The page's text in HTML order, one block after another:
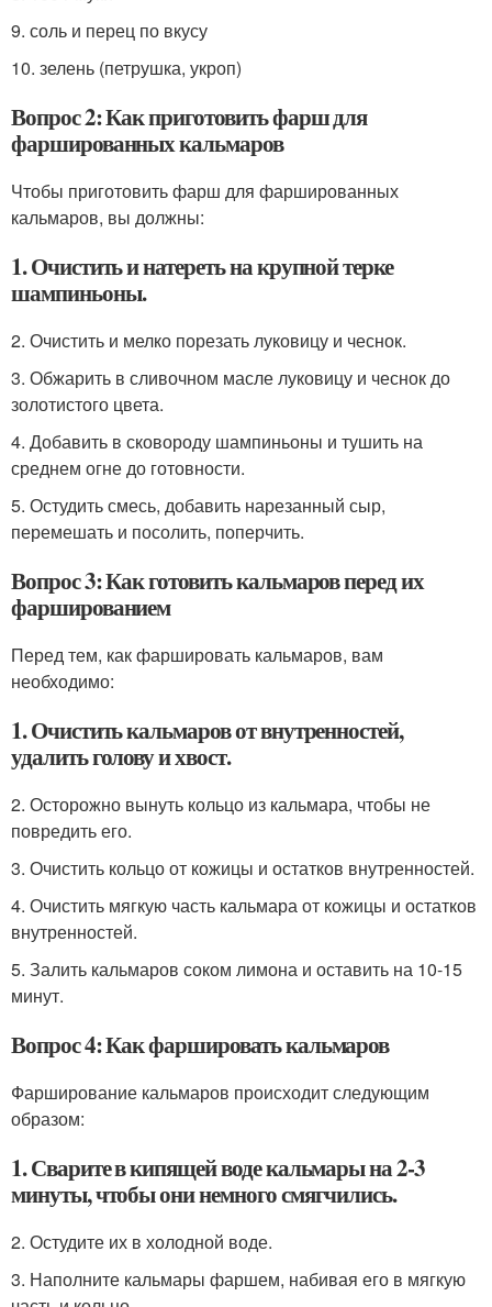
9. соль и перец по вкусу
10. зелень (петрушка, укроп)
Вопрос 2: Как приготовить фарш для
фаршированных кальмаров
Чтобы приготовить фарш для фаршированных
кальмаров, вы должны:
1. Очистить и натереть на крупной терке
шампиньоны.
2. Очистить и мелко порезать луковицу и чеснок.
3. Обжарить в сливочном масле луковицу и чеснок до
золотистого цвета.
4. Добавить в сковороду шампиньоны и тушить на
среднем огне до готовности.
5. Остудить смесь, добавить нарезанный сыр,
перемешать и посолить, поперчить.
Вопрос 3: Как готовить кальмаров перед их
фаршированием
Перед тем, как фаршировать кальмаров, вам
необходимо:
1. Очистить кальмаров от внутренностей,
удалить голову и хвост.
2. Осторожно вынуть кольцо из кальмара, чтобы не
повредить его.
3. Очистить кольцо от кожицы и остатков внутренностей.
4. Очистить мягкую часть кальмара от кожицы и остатков
внутренностей.
5. Залить кальмаров соком лимона и оставить на 10-15
минут.
Вопрос 4: Как фаршировать кальмаров
Фарширование кальмаров происходит следующим
образом:
1. Сварите в кипящей воде кальмары на 2-3
минуты, чтобы они немного смягчились.
2. Остудите их в холодной воде.
3. Наполните кальмары фаршем, набивая его в мягкую